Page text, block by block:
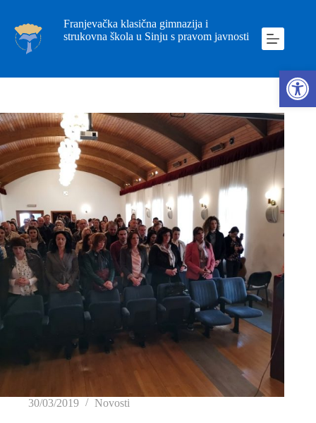
Franjevačka klasična gimnazija i
strukovna škola u Sinju s pravom javnosti
30/03/2019 Novosti